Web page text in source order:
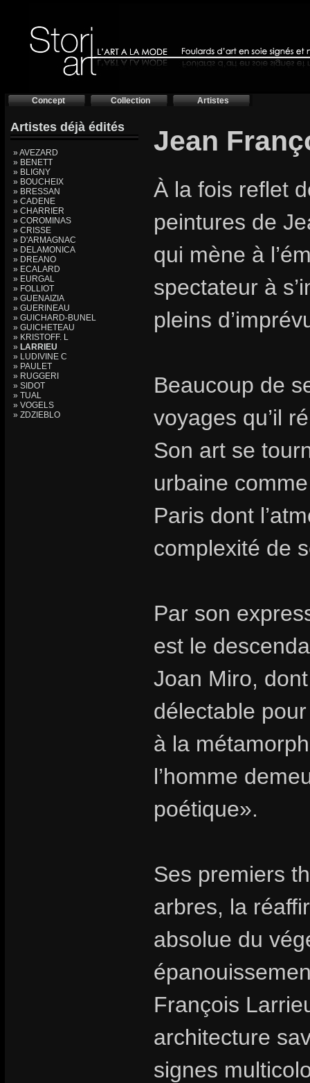
Concept Collection Artistes
Artistes déjà édités
» AVEZARD
» BENETT
» BLIGNY
» BOUCHEIX
» BRESSAN
» CADENE
» CHARRIER
» COROMINAS
» CRISSE
» D'ARMAGNAC
» DELAMONICA
» DREANO
» ECALARD
» EURGAL
» FOLLIOT
» GUENAIZIA
» GUERINEAU
» GUICHARD-BUNEL
» GUICHETEAU
» KRISTOFF. L
» LARRIEU
» LUDIVINE C
» PAULET
» RUGGERI
» SIDOT
» TUAL
» VOGELS
» ZDZIEBLO
Jean
À la fois reflet
peintures de
qui mène à
spectateur à
pleins
Beaucoup de
voyages qu’il
Son art se
urbaine
Paris dont
complexité de
Par son
est le
Joan Miro,
délectable
à la
l’homme
poétique».
Ses premiers
arbres, la
absolue du
François
architecture
signes